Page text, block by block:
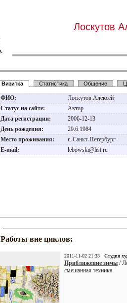
Лоскутов
Визитка Статистика Общение
ФИО:
Лоскутов Алексей
Статус на сайте:
Автор
Дата регистрации:
2006-12-13
День рождения:
29.6.1984
Место проживания:
г. Санкт-Петербург
E-mail:
lebowski@list.ru
Работы вне циклов:
2011-11-02 21:33 Студия
Приближение зимы /
смешанная техника